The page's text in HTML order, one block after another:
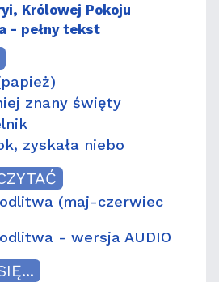
Królowej Pokoju
- pełny tekst
znany święty
zyskała niebo
(maj-czerwiec
- wersja AUDIO